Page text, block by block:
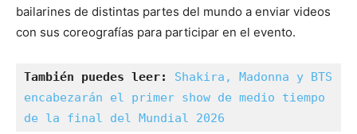
bailarines de distintas partes del mundo a enviar videos
con sus coreografías para participar en el evento.
También puedes leer:
Shakira, Madonna y BTS
encabezarán el primer show de medio tiempo
de la final del Mundial 2026